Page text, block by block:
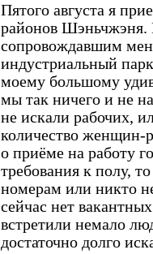
Пятого августа я
районов Шэньчжэня.
сопровождавшим
индустриальный
моему большому
мы так ничего и не
не искали рабочих,
количество женщин-
о приёме на работу
требования к полу,
номерам или никто
сейчас нет
встретили немало
достаточно долго